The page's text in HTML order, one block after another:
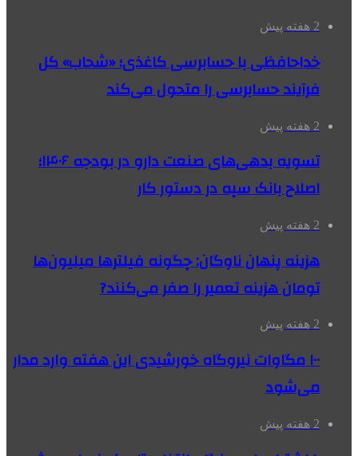
2 هفته پیش
خداحافظی با حسابرسی کاغذی؛ «شحاب» کل
فرآیند حسابرسی را متحول می‌کند
2 هفته پیش
تسویه بدهی‌های صنعت دارو در بودجه ۱۴۰۶؛
اصلاح بانک سپه در دستور کار
2 هفته پیش
هزینه پنهان ناوگان: چگونه فیلترها میلیون‌ها
تومان هزینه تعمیر را صفر می‌کنند?
2 هفته پیش
۱۰۰ مگاوات نیروگاه‌ خورشیدی این هفته وارد مدار
می‌شود
2 هفته پیش